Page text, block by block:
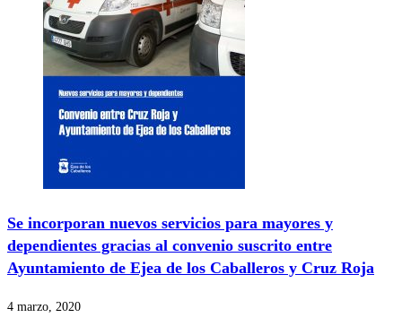
Se incorporan nuevos servicios para mayores y
dependientes gracias al convenio suscrito entre
Ayuntamiento de Ejea de los Caballeros y Cruz Roja
4 marzo, 2020